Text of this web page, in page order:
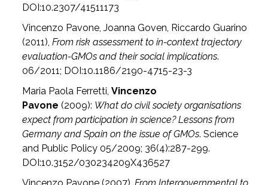
DOI:10.2307/41511173
Vincenzo Pavone, Joanna Goven, Riccardo Guarino
(2011),From risk assessment to in-context trajectory
evaluation-GMOs and their social implications.
06/2011; DOI:10.1186/2190-4715-23-3
Maria Paola Ferretti,Vincenzo
Pavone (2009): What do civil society organisations
expect from participation in science? Lessons from
Germany and Spain on the issue of GMOs. Science
and Public Policy 05/2009; 36(4):287-299.
DOI:10.3152/030234209X436527